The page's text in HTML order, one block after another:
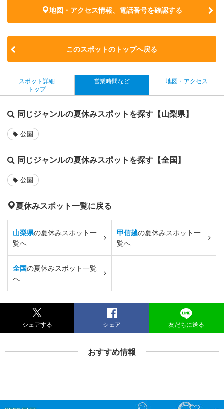
地図・アクセス情報、電話番号を確認する
このスポットのトップへ戻る
スポット詳細
トップ
営業時間など 地図・アクセス
同じジャンルの夏休みスポットを探す【山梨県】
公園
同じジャンルの夏休みスポットを探す【全国】
公園
夏休みスポット一覧に戻る
山梨県の夏休みスポット一
覧へ
甲信越の夏休みスポット一
覧へ
全国の夏休みスポット一覧
へ
シェアする シェア 友だちに送る
おすすめ情報